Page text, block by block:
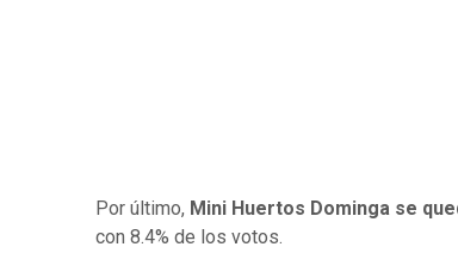
Por último, Mini Huertos Dominga se
con 8.4% de los votos.